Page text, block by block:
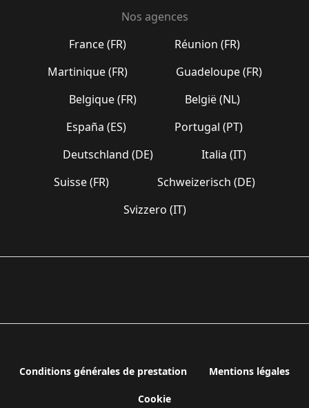
Nos agences
France (FR)
Réunion (FR)
Martinique (FR)
Guadeloupe (FR)
Belgique (FR)
België (NL)
España (ES)
Portugal (PT)
Deutschland (DE)
Italia (IT)
Suisse (FR)
Schweizerisch (DE)
Svizzero (IT)
Conditions générales de prestation Mentions légales
Cookie